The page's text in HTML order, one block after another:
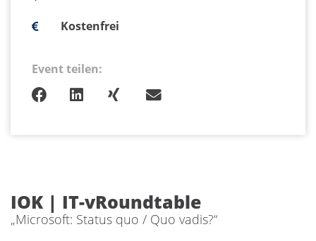
Kostenfrei
Event teilen:
IOK | IT-vRoundtable
„Microsoft: Status quo / Quo vadis?“